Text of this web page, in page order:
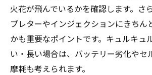
火花が飛んでいるかを確認します。さ
ブレターやインジェクションにきちん
かも重要なポイントです。キュルキュ
い・長い場合は、バッテリー劣化やセ
摩耗も考えられます。